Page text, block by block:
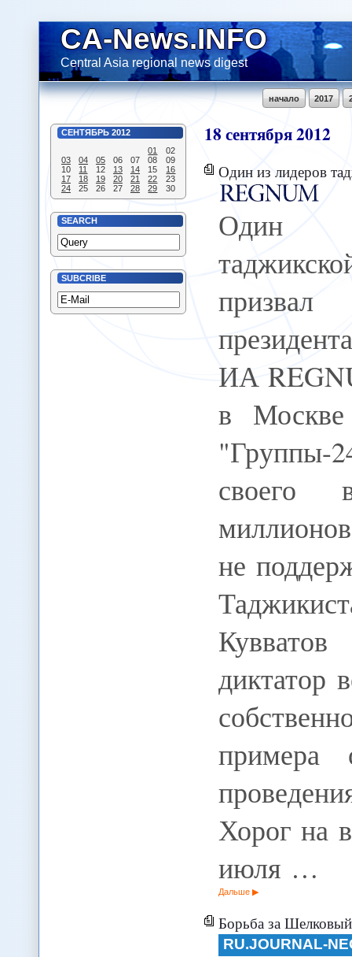
CA-News.INFO
Central Asia regional news digest
2017
начало
СЕНТЯБРЬ 2012
01
02
03
04 05 06 07 08
09
10
11 12 13 14 15
16
17
18 19 20 21 22
23
24
25 26 27 28 29 30
SEARCH
SUBCRIBE
18сентября2012
Один из лидеров таджикской оппозиции
Один
призвал
ИА
в Москве
"Группы-
своего
не
диктатор
примера
Хорог на
июля …
Дальше
Борьба за
RU.JOURNAL-